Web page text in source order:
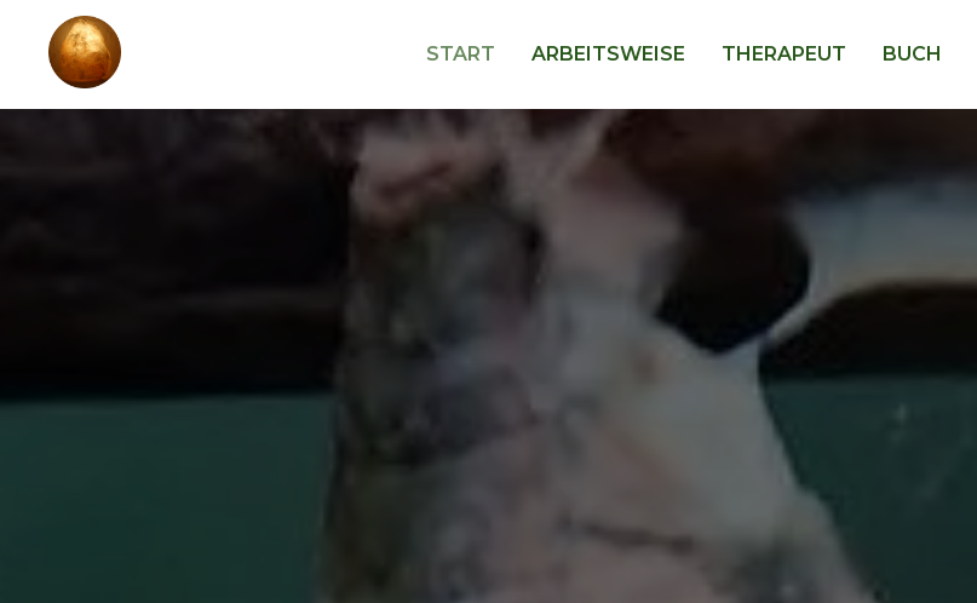
START ARBEITSWEISE THERAPEUT BUCH